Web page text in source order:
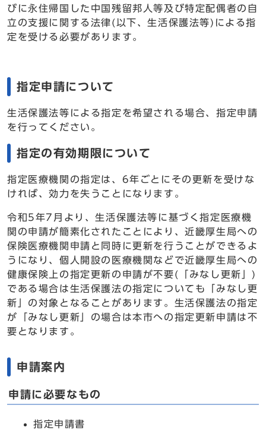
びに永住帰国した中国残留邦人等及び特定配偶者の自
立の支援に関する法律(以下、生活保護法等)による指
定を受ける必要があります。
指定申請について
生活保護法等による指定を希望される場合、指定申請
を行ってください。
指定の有効期限について
指定医療機関の指定は、6年ごとにその更新を受けな
ければ、効力を失うことになります。
令和5年7月より、生活保護法等に基づく指定医療機
関の申請が簡素化されたことにより、近畿厚生局への
保険医療機関申請と同時に更新を行うことができるよ
うになり、個人開設の医療機関などで近畿厚生局への
健康保険上の指定更新の申請が不要(「みなし更新」)
である場合は生活保護法の指定についても「みなし更
新」の対象となることがあります。生活保護法の指定
が「みなし更新」の場合は本市への指定更新申請は不
要となります。
申請案内
申請に必要なもの
指定申請書